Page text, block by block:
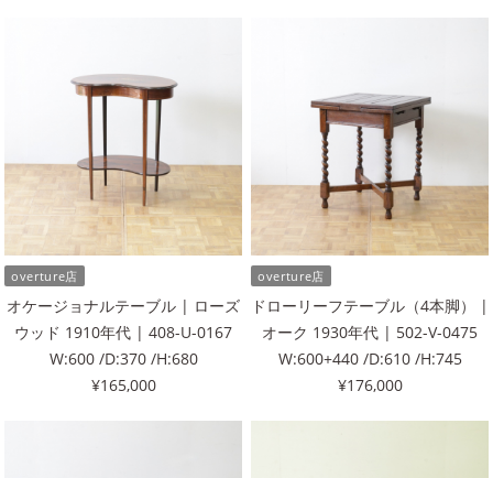
overture店
オケージョナルテーブル | ローズ
ウッド 1910年代 | 408-U-0167
W:600 /D:370 /H:680
¥165,000
overture店
ドローリーフテーブル（4本脚） |
オーク 1930年代 | 502-V-0475
W:600+440 /D:610 /H:745
¥176,000